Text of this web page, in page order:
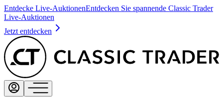
Entdecke Live-AuktionenEntdecken Sie spannende Classic Trader
Live-Auktionen
Jetzt entdecken